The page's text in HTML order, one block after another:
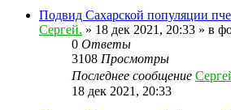
Подвид Сахарской популяции
Сергей. » 18 дек 2021, 20:33 » в
0 Ответы
3108 Просмотры
Последнее сообщение
18 дек 2021, 20:33